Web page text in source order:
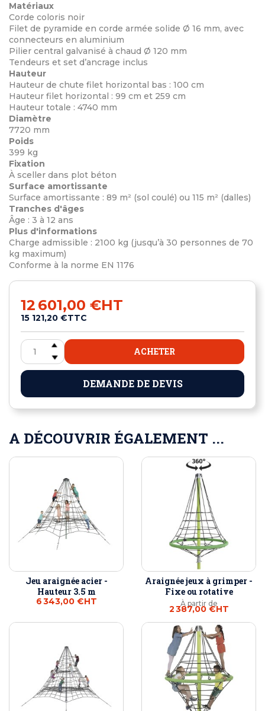
Matériaux
Corde coloris noir
Filet de pyramide en corde armée solide Ø 16 mm, avec
connecteurs en aluminium
Pilier central galvanisé à chaud Ø 120 mm
Tendeurs et set d’ancrage inclus
Hauteur
Hauteur de chute filet horizontal bas : 100 cm
Hauteur filet horizontal : 99 cm et 259 cm
Hauteur totale : 4740 mm
Diamètre
7720 mm
Poids
399 kg
Fixation
À sceller dans plot béton
Surface amortissante
Surface amortissante : 89 m² (sol coulé) ou 115 m² (dalles)
Tranches d'âges
Âge : 3 à 12 ans
Plus d'informations
Charge admissible : 2100 kg (jusqu’à 30 personnes de 70
kg maximum)
Conforme à la norme EN 1176
12 601,00 €HT
15 121,20 €TTC
ACHETER
DEMANDE DE DEVIS
A DÉCOUVRIR ÉGALEMENT ...
Jeu araignée acier -
Hauteur 3.5 m
6 343,00 €HT
Araignée jeux à grimper -
Fixe ou rotative
À partir de
2 387,00 €HT